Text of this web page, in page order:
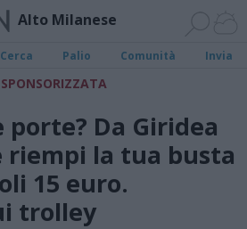
Alto Milanese
Cerca Palio Comunità Invia
porte? Da Giridea
riempi la tua busta
15 euro.
trolley